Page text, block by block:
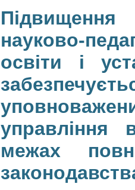
Підвищення
науково-
освіти і
управління
межах